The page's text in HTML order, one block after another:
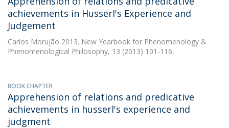
achievements in Husserl's Experience and
Judgement
Carlos Morujão 2013. New Yearbook for Phenomenology &
Phenomenological Philosophy, 13 (2013) 101-116,
BOOK CHAPTER
Apprehension of relations and predicative
achievements in husserl's experience and
judgment